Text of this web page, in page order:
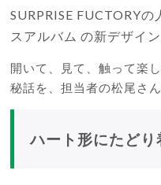
SURPRISE FUCTORYの
スアルバムの新デザイ
開いて、見て、触って楽
秘話を、担当者の松尾さ
ハート形にたどり